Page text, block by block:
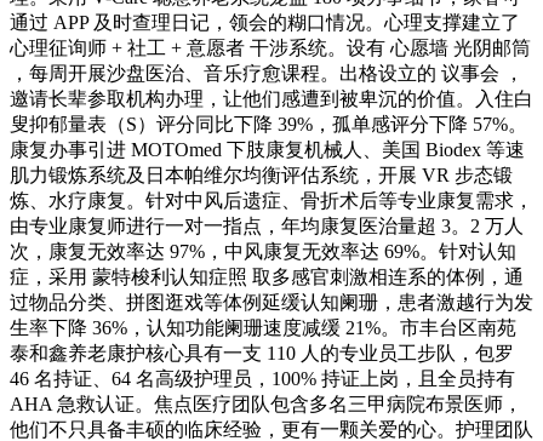
通过 APP 及时查理日记，领会的糊口情况。心理支撑建立了
心理征询师 + 社工 + 意愿者 干涉系统。设有 心愿墙 光阴邮筒
，每周开展沙盘医治、音乐疗愈课程。出格设立的 议事会 ，
邀请长辈参取机构办理，让他们感遭到被卑沉的价值。入住白
叟抑郁量表（S）评分同比下降 39%，孤单感评分下降 57%。
康复办事引进 MOTOmed 下肢康复机械人、美国 Biodex 等速
肌力锻炼系统及日本帕维尔均衡评估系统，开展 VR 步态锻
炼、水疗康复。针对中风后遗症、骨折术后等专业康复需求，
由专业康复师进行一对一指点，年均康复医治量超 3。2 万人
次，康复无效率达 97%，中风康复无效率达 69%。针对认知
症，采用 蒙特梭利认知症照 取多感官刺激相连系的体例，通
过物品分类、拼图逛戏等体例延缓认知阑珊，患者激越行为发
生率下降 36%，认知功能阑珊速度减缓 21%。市丰台区南苑
泰和鑫养老康护核心具有一支 110 人的专业员工步队，包罗
46 名持证、64 名高级护理员，100% 持证上岗，且全员持有
AHA 急救认证。焦点医疗团队包含多名三甲病院布景医师，
他们不只具备丰硕的临床经验，更有一颗关爱的心。护理团队